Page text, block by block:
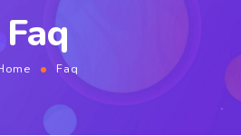
Faq
Faq